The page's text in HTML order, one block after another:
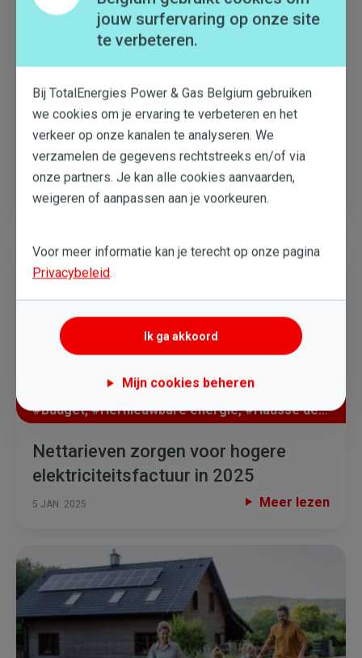
8 handige apps om je budget als
nestverlater onder controle te
houden
12 FEB. 2025 Meer lezen
#Budget,#Hernieuwbare energie,#Hausse des Prix
Nettarieven zorgen voor hogere
elektriciteitsfactuur in 2025
5 JAN. 2025 Meer lezen
jouw surfervaring op onze site
te verbeteren.
Bij TotalEnergies Power & Gas Belgium gebruiken
we cookies om je ervaring te verbeteren en het
verkeer op onze kanalen te analyseren. We
verzamelen de gegevens rechtstreeks en/of via
onze partners. Je kan alle cookies aanvaarden,
weigeren of aanpassen aan je voorkeuren.
Voor meer informatie kan je terecht op onze pagina
Privacybeleid.
Ik ga akkoord
Mijn cookies beheren